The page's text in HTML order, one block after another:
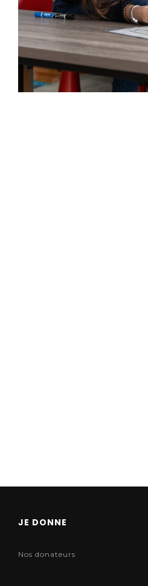
JE DONNE
Nos donateurs